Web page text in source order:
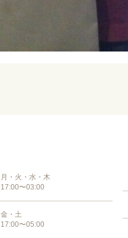
月・火・水・木
17:00〜03:00
金・土
17:00〜05:00